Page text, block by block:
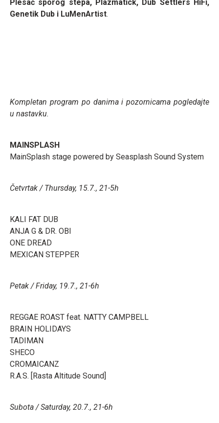
Plesač sporog stepa, Plazmatick, Dub Settlers HiFi,
Genetik Dub i LuMenArtist.
Kompletan program po danima i pozornicama pogledajte
u nastavku.
MAINSPLASH
MainSplash stage powered by Seasplash Sound System
Četvrtak / Thursday, 15.7., 21-5h
KALI FAT DUB
ANJA G & DR. OBI
ONE DREAD
MEXICAN STEPPER
Petak / Friday, 19.7., 21-6h
REGGAE ROAST feat. NATTY CAMPBELL
BRAIN HOLIDAYS
TADIMAN
SHECO
CROMAICANZ
R.A.S. [Rasta Altitude Sound]
Subota / Saturday, 20.7., 21-6h